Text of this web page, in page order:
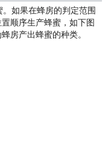
如果在蜂房的判定范围
顺序生产蜂蜜，如下图
房产出蜂蜜的种类。